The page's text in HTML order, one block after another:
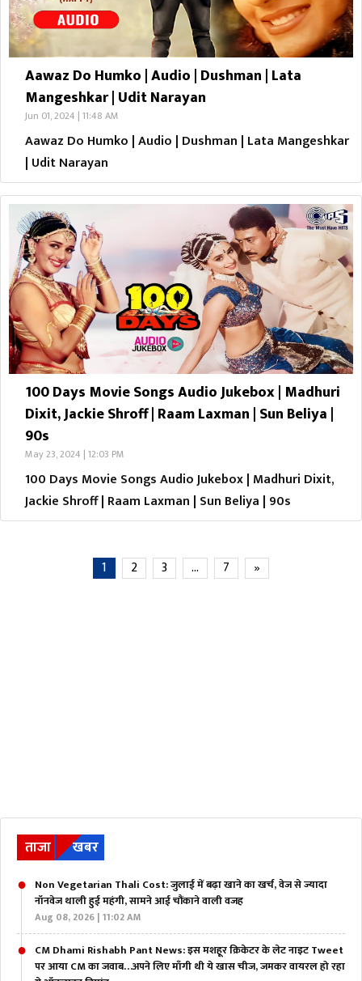
Aawaz Do Humko | Audio | Dushman | Lata
Mangeshkar | Udit Narayan
Jun 01, 2024 | 11:48 AM
Aawaz Do Humko | Audio | Dushman | Lata Mangeshkar
| Udit Narayan
100 Days Movie Songs Audio Jukebox | Madhuri
Dixit, Jackie Shroff | Raam Laxman | Sun Beliya |
90s
May 23, 2024 | 12:03 PM
100 Days Movie Songs Audio Jukebox | Madhuri Dixit,
Jackie Shroff | Raam Laxman | Sun Beliya | 90s
1 2 3 … 7 »
ताजा खबर
Non Vegetarian Thali Cost: जुलाई में बढ़ा खाने का खर्च, वेज से ज्यादा
नॉनवेज थाली हुई महंगी, सामने आई चौंकाने वाली वजह
Aug 08, 2026 | 11:02 AM
CM Dhami Rishabh Pant News: इस मशहूर क्रिकेटर के लेट नाइट Tweet
पर आया CM का जवाब…अपने लिए माँगी थी ये खास चीज, जमकर वायरल हो रहा